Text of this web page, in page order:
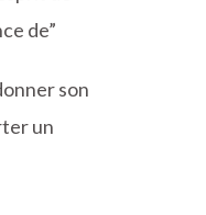
de”
son
un